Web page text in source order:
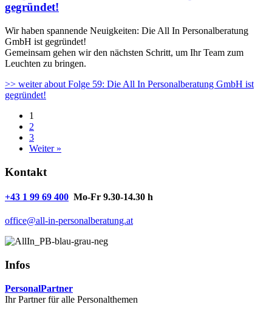
gegründet!
Wir haben spannende Neuigkeiten: Die All In Personalberatung
GmbH ist gegründet!
Gemeinsam gehen wir den nächsten Schritt, um Ihr Team zum
Leuchten zu bringen.
>> weiterabout Folge 59: Die All In Personalberatung GmbH ist
gegründet!
1
2
3
Weiter »
Kontakt
+43 1 99 69 400 Mo-Fr 9.30-14.30 h
office@all-in-personalberatung.at
Infos
PersonalPartner
Ihr Partner für alle Personalthemen